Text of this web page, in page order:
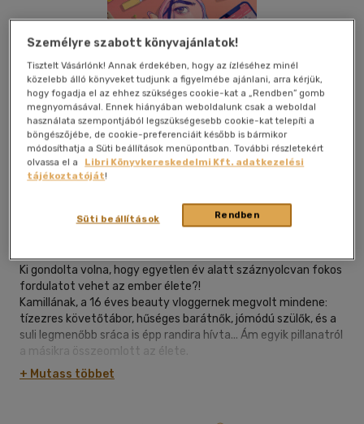
Kívánságlistához adom Megosztom
Lampion Könyvek|2025| magyar nyelvű|puhatáblás,
Ki gondolta volna, hogy egyetlen év alatt száznyolcvan fokos
fordulatot vehet az ember élete?!
Kamillának, a 16 éves beauty vloggernek megvolt mindene:
tízezres követőtábor, hűséges barátnők, jómódú szülők, és a
suli legmenőbb sráca is épp randira hívta... Ám egyik pillanatról
a másikra összeomlott az élete.
Egy évvel később már zsémbes nagymamája lepukkant
házába száműzve, a társadalmi ranglétra legalján, barátok
+ Mutass többet
Személyre szabott könyvajánlatok!
Tisztelt Vásárlónk! Annak érdekében, hogy az ízléséhez minél
közelebb álló könyveket tudjunk a figyelmébe ajánlani, arra kérjük,
hogy fogadja el az ehhez szükséges cookie-kat a „Rendben” gomb
megnyomásával. Ennek hiányában weboldalunk csak a weboldal
használata szempontjából legszükségesebb cookie-kat telepíti a
böngészőjébe, de cookie-preferenciáit később is bármikor
módosíthatja a Süti beállítások menüpontban. További részletekért
olvassa el a
Libri Könyvkereskedelmi Kft. adatkezelési
tájékoztatóját!
Rendben
Süti beállítások